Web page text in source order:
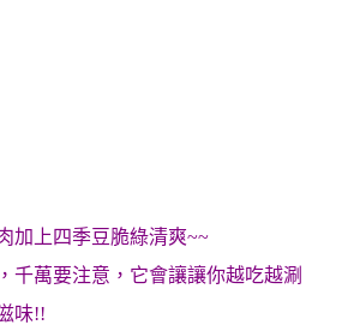
加上四季豆脆綠清爽~~
千萬要注意，它會讓讓你越吃越涮
味!!